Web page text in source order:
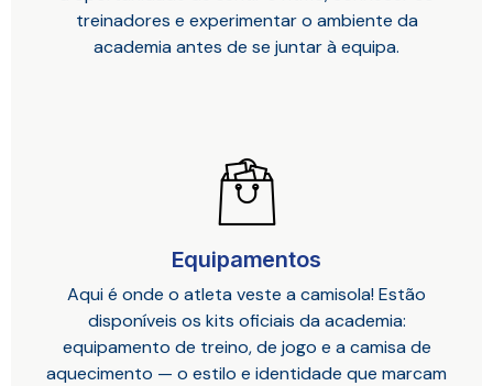
treinadores e experimentar o ambiente da
academia antes de se juntar à equipa.
Equipamentos
Aqui é onde o atleta veste a camisola! Estão
disponíveis os kits oficiais da academia:
equipamento de treino, de jogo e a camisa de
aquecimento — o estilo e identidade que marcam